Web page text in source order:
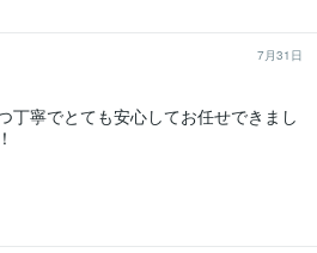
7月31日
丁寧でとても安心してお任せできまし